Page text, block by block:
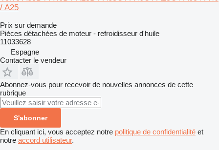
/ A25
Prix sur demande
Pièces détachées de moteur - refroidisseur d'huile
11033628
Espagne
Contacter le vendeur
Abonnez-vous pour recevoir de nouvelles annonces de cette
rubrique
S'abonner
En cliquant ici, vous acceptez notre politique de confidentialité et
notre accord utilisateur.